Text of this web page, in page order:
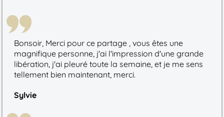
Bonsoir, Merci pour ce partage , vous êtes une
magnifique personne, j'ai l'impression d'une grande
libération, j'ai pleuré toute la semaine, et je me sens
tellement bien maintenant, merci.
Sylvie